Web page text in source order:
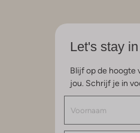
Let's stay
Blijf op de hoogte
jou. Schrijf je in